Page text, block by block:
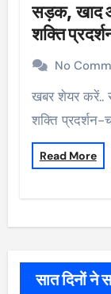
सड़क, खाद
शक्ति
No
खबर शेयर करें.. सड़क, खाद और बिजली को लेकर कांग्रेस का
शक्ति प्रदर्शन-
Read More
सात दिनों ने